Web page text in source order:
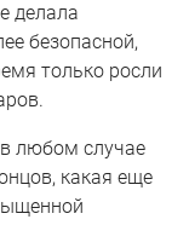
делала
безопасной,
только росли
любом случае
какая еще